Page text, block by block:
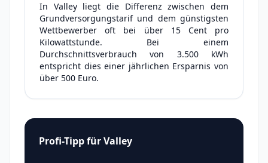
In Valley liegt die Differenz zwischen dem
Grundversorgungstarif und dem günstigsten
Wettbewerber oft bei über 15 Cent pro
Kilowattstunde. Bei einem
Durchschnittsverbrauch von 3.500 kWh
entspricht dies einer jährlichen Ersparnis von
über 500 Euro.
Profi-Tipp für Valley